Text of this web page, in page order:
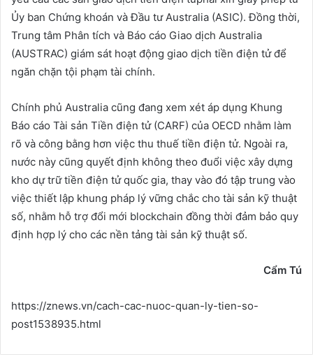
Ủy ban Chứng khoán và Đầu tư Australia (ASIC). Đồng thời,
Trung tâm Phân tích và Báo cáo Giao dịch Australia
(AUSTRAC) giám sát hoạt động giao dịch tiền điện tử để
ngăn chặn tội phạm tài chính.
Chính phủ Australia cũng đang xem xét áp dụng Khung
Báo cáo Tài sản Tiền điện tử (CARF) của OECD nhằm làm
rõ và công bằng hơn việc thu thuế tiền điện tử. Ngoài ra,
nước này cũng quyết định không theo đuổi việc xây dựng
kho dự trữ tiền điện tử quốc gia, thay vào đó tập trung vào
việc thiết lập khung pháp lý vững chắc cho tài sản kỹ thuật
số, nhằm hỗ trợ đổi mới blockchain đồng thời đảm bảo quy
định hợp lý cho các nền tảng tài sản kỹ thuật số.
Cẩm Tú
https://znews.vn/cach-cac-nuoc-quan-ly-tien-so-
post1538935.html